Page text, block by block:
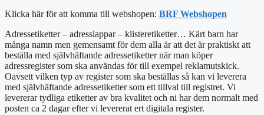
Klicka här för att komma till webshopen: BRF Webshopen
Adressetiketter – adresslappar – klisteretiketter… Kärt barn har
många namn men gemensamt för dem alla är att det är praktiskt att
beställa med självhäftande adressetiketternär man köper
adressregister som ska användas för till exempel reklamutskick.
Oavsett vilken typ av register som ska beställas så kan vi leverera
med självhäftande adressetiketter som ett tillval till registret. Vi
levererar tydliga etiketter av bra kvalitet och ni har dem normalt med
posten ca 2 dagar efter vi levererat ert digitala register.